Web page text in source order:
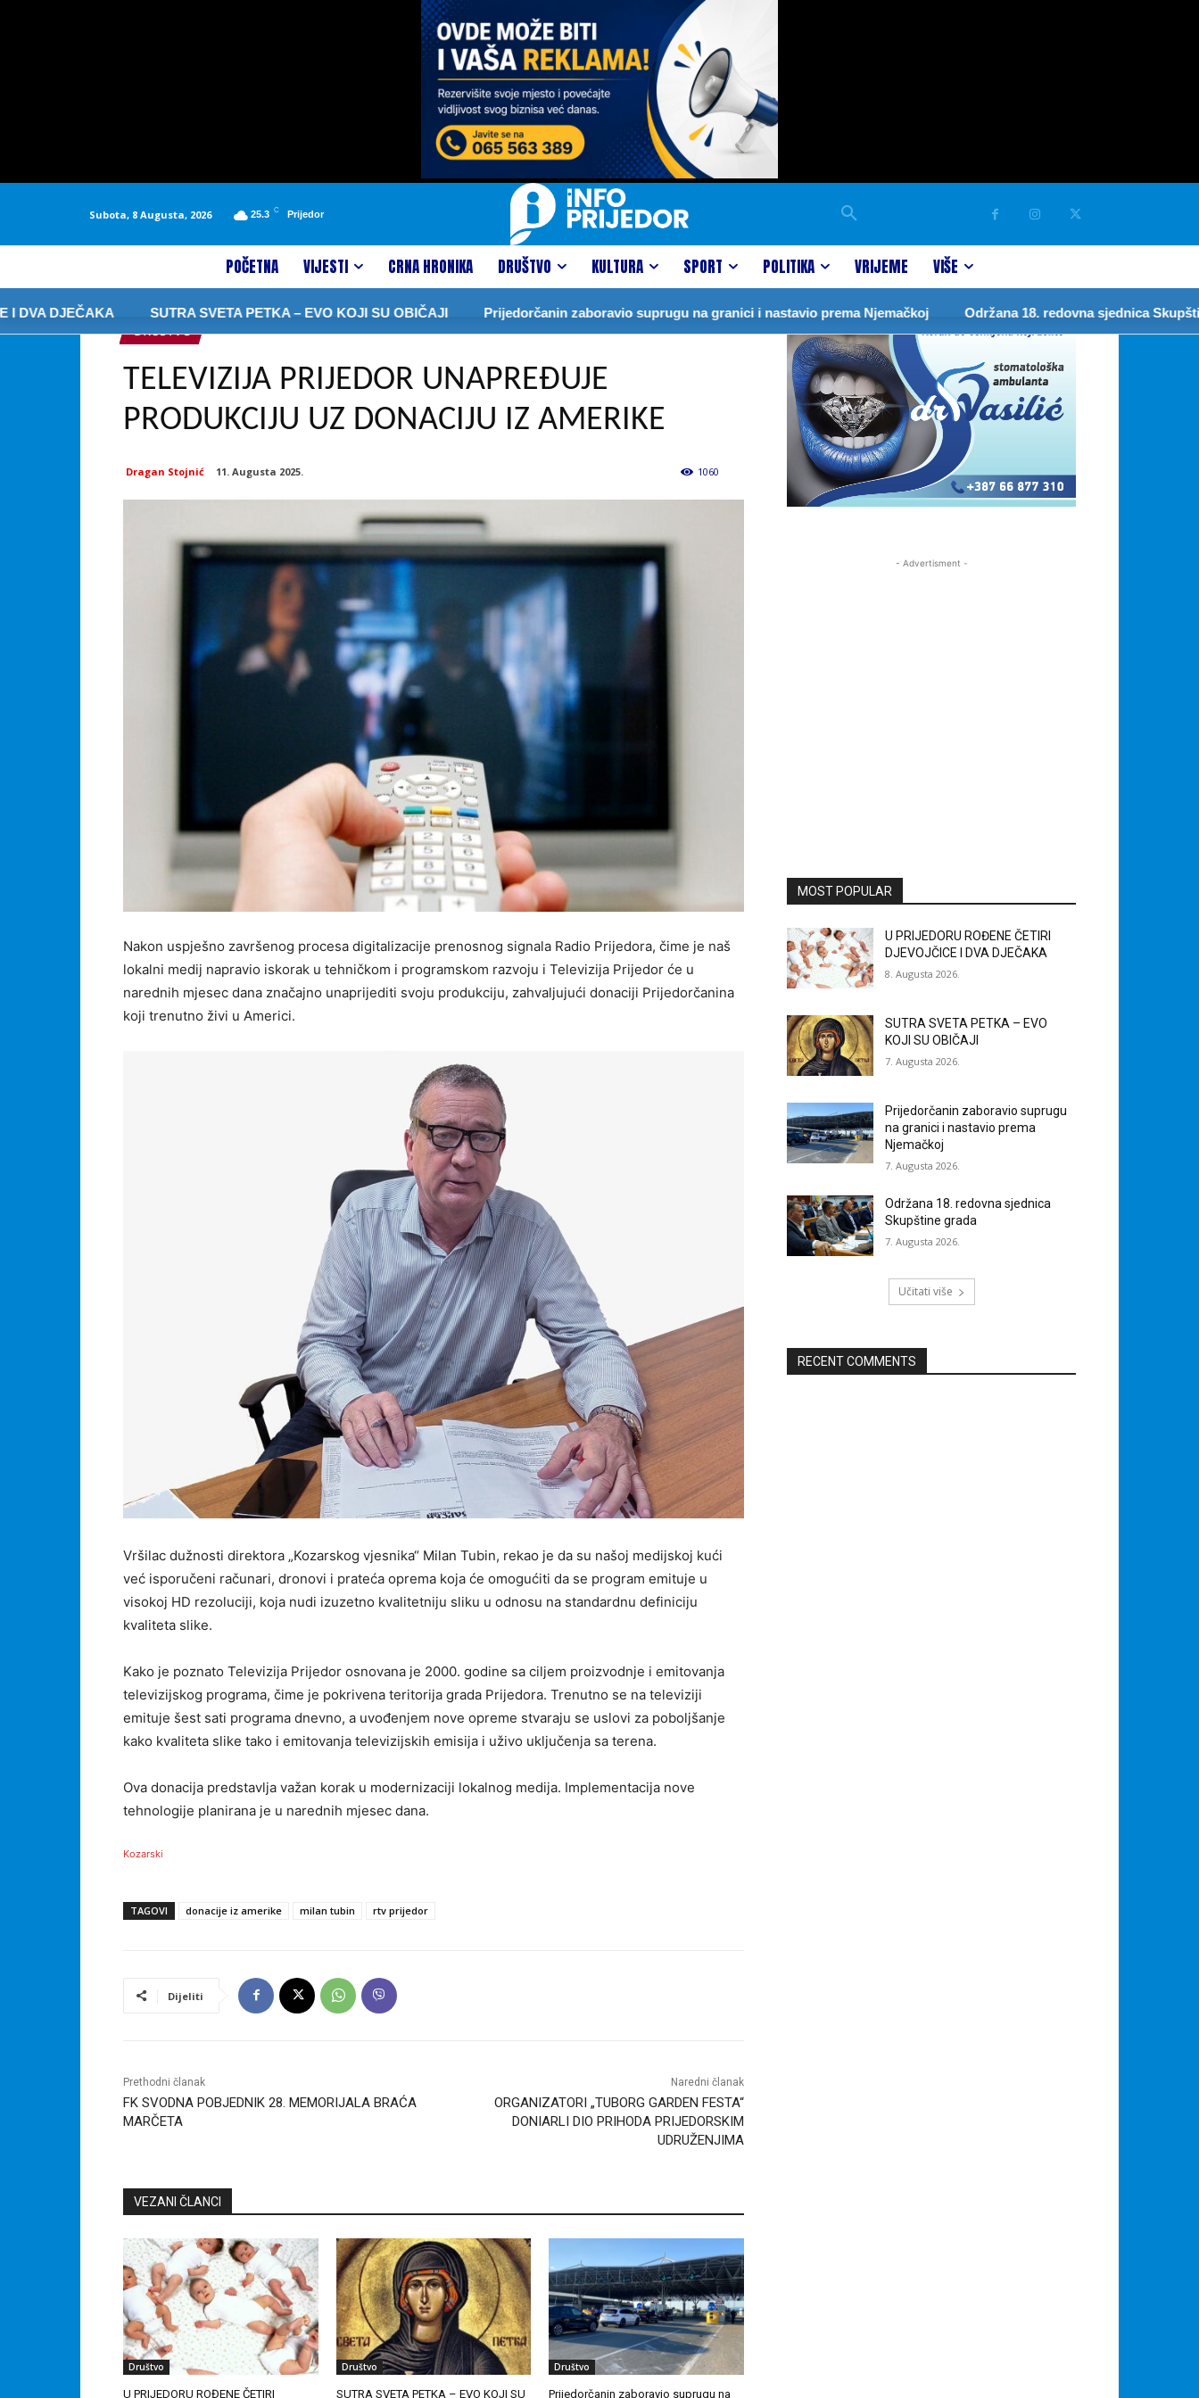
Subota, 8 Augusta, 2026 25.3 C Prijedor
POČETNA VIJESTI CRNA HRONIKA DRUŠTVO KULTURA SPORT POLITIKA VRIJEME VIŠE
DJEČAKA SUTRA SVETA PETKA – EVO KOJI SU OBIČAJI Prijedorčanin zaboravio suprugu na granici i nastavio prema Njemačkoj Održana 18. redovna sjednica Skupštine
DRUŠTVO
TELEVIZIJA PRIJEDOR UNAPREĐUJE
PRODUKCIJU UZ DONACIJU IZ AMERIKE
Dragan Stojnić 11. Augusta 2025. 1060
Nakon uspješno završenog procesa digitalizacije prenosnog signala Radio Prijedora, čime je naš
lokalni medij napravio iskorak u tehničkom i programskom razvoju i Televizija Prijedor će u
narednih mjesec dana značajno unaprijediti svoju produkciju, zahvaljujući donaciji Prijedorčanina
koji trenutno živi u Americi.
Vršilac dužnosti direktora „Kozarskog vjesnika“ Milan Tubin, rekao je da su našoj medijskoj kući
već isporučeni računari, dronovi i prateća oprema koja će omogućiti da se program emituje u
visokoj HD rezoluciji, koja nudi izuzetno kvalitetniju sliku u odnosu na standardnu definiciju
kvaliteta slike.
Kako je poznato Televizija Prijedor osnovana je 2000. godine sa ciljem proizvodnje i emitovanja
televizijskog programa, čime je pokrivena teritorija grada Prijedora. Trenutno se na televiziji
emituje šest sati programa dnevno, a uvođenjem nove opreme stvaraju se uslovi za poboljšanje
kako kvaliteta slike tako i emitovanja televizijskih emisija i uživo uključenja sa terena.
Ova donacija predstavlja važan korak u modernizaciji lokalnog medija. Implementacija nove
tehnologije planirana je u narednih mjesec dana.
Kozarski
TAGOVI donacije iz amerike milan tubin rtv prijedor
Dijeliti
Prethodni članak
FK SVODNA POBJEDNIK 28. MEMORIJALA BRAĆA
MARČETA
Naredni članak
ORGANIZATORI „TUBORG GARDEN FESTA“
DONIARLI DIO PRIHODA PRIJEDORSKIM
UDRUŽENJIMA
VEZANI ČLANCI
Društvo
U PRIJEDORU ROĐENE ČETIRI
Društvo
SUTRA SVETA PETKA – EVO KOJI SU
Društvo
Prijedorčanin zaboravio suprugu na
- Advertisment -
MOST POPULAR
U PRIJEDORU ROĐENE ČETIRI
DJEVOJČICE I DVA DJEČAKA
8. Augusta 2026.
SUTRA SVETA PETKA – EVO
KOJI SU OBIČAJI
7. Augusta 2026.
Prijedorčanin zaboravio suprugu
na granici i nastavio prema
Njemačkoj
7. Augusta 2026.
Održana 18. redovna sjednica
Skupštine grada
7. Augusta 2026.
Učitati više
RECENT COMMENTS